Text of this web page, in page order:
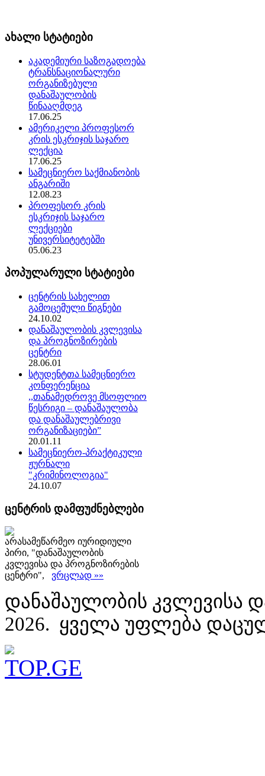
ახალი სტატიები
აკადემიური საზოგადოება
ტრანსნაციონალური
ორგანიზებული
დანაშაულობის
წინააღმდეგ
17.06.25
ამერიკელი პროფესორ
კრის ესკრიჯის საჯარო
ლექცია
17.06.25
სამეცნიერო საქმიანობის
ანგარიში
12.08.23
პროფესორ კრის
ესკრიჯის საჯარო
ლექციები
უნივერსიტეტებში
05.06.23
პოპულარული სტატიები
ცენტრის სახელით
გამოცემული წიგნები
24.10.02
დანაშაულობის კვლევისა
და პროგნოზირების
ცენტრი
28.06.01
სტუდენტთა სამეცნიერო
კონფერენცია
,,თანამედროვე მსოფლიო
წესრიგი – დანაშაულობა
და დანაშაულებრივი
ორგანიზაციები”
20.01.11
სამეცნიერო-პრაქტიკული
ჟურნალი
"კრიმინოლოგია"
24.10.07
ცენტრის დამფუძნებლები
არასამეწარმეო იურიდიული
პირი, "დანაშაულობის
კვლევისა და პროგნოზირების
ცენტრი", ვრცლად »»
დანაშაულობის კვლევისა
2026. ყველა უფლება